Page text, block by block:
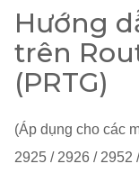
Hướng
trên
(PRTG)
​(Áp dụng cho các
2925 / 2926 /